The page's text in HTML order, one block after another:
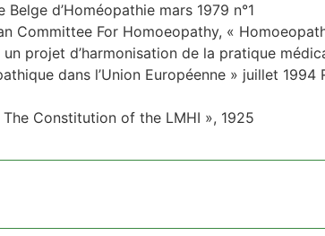
Belge d’Homéopathie mars 1979 n°1
Committee For Homoeopathy, «
un projet d’harmonisation de la pratique
dans l’Union Européenne » juillet 1994
The Constitution of the LMHI », 1925